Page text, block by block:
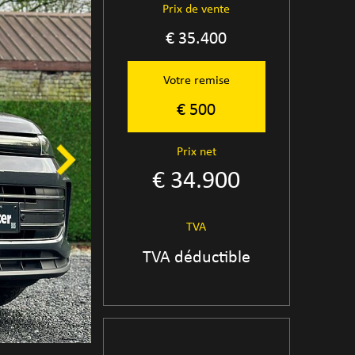
Prix de vente
€ 35.400
Votre remise
€ 500
Prix net
€ 34.900
TVA
TVA déductible